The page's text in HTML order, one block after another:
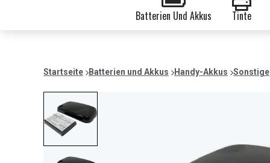
Batterien Und Akkus Tinte
Startseite Batterien und Akkus Handy-Akkus Sonstige